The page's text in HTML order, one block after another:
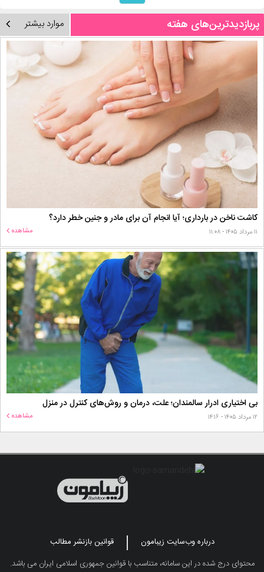
پربازدیدترین‌های هفته موارد بیشتر
کاشت ناخن در بارداری؛ آیا انجام آن برای مادر و جنین خطر دارد؟
۱۱ مرداد ۱۴۰۵ - ۱۱:۰۸ مشاهده
بی اختیاری ادرار سالمندان؛ علت، درمان و روش‌های کنترل در منزل
۱۲ مرداد ۱۴۰۵ - ۱۴:۱۶ مشاهده
درباره وب‌سایت زیبامون
قوانین بازنشر مطالب
محتوای درج شده در این سامانه، متناسب با قوانین جمهوری اسلامی ایران می باشد.